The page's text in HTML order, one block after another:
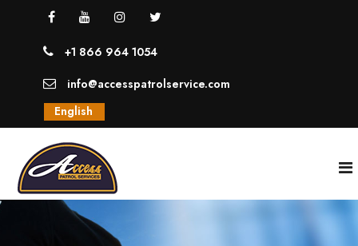
+1 866 964 1054
info@accesspatrolservice.com
English